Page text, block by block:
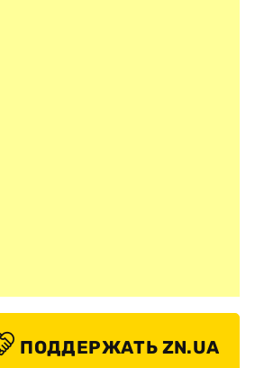
ПОДДЕРЖАТЬ ZN.UA